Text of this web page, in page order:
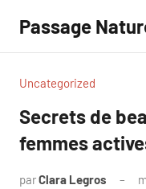
contenu
Passage
Uncategorized
Secrets de
femmes
parClara Legros